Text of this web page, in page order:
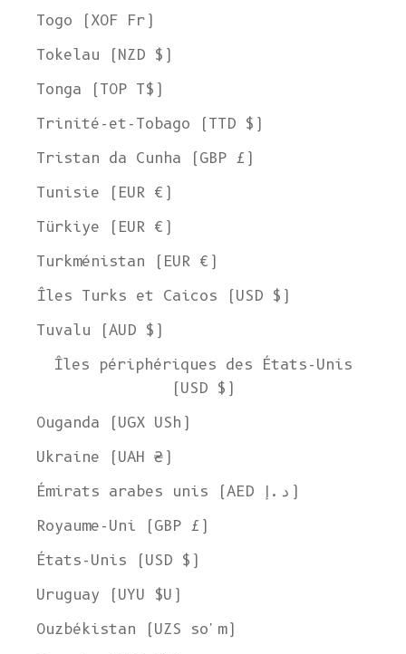
Togo (XOF Fr)
Tokelau (NZD $)
Tonga (TOP T$)
Trinité-et-Tobago (TTD $)
Tristan da Cunha (GBP £)
Tunisie (EUR €)
Türkiye (EUR €)
Turkménistan (EUR €)
Îles Turks et Caicos (USD $)
Tuvalu (AUD $)
Îles périphériques des États-Unis
(USD $)
Ouganda (UGX USh)
Ukraine (UAH ₴)
Émirats arabes unis (AED د.إ)
Royaume-Uni (GBP £)
États-Unis (USD $)
Uruguay (UYU $U)
Ouzbékistan (UZS so'm)